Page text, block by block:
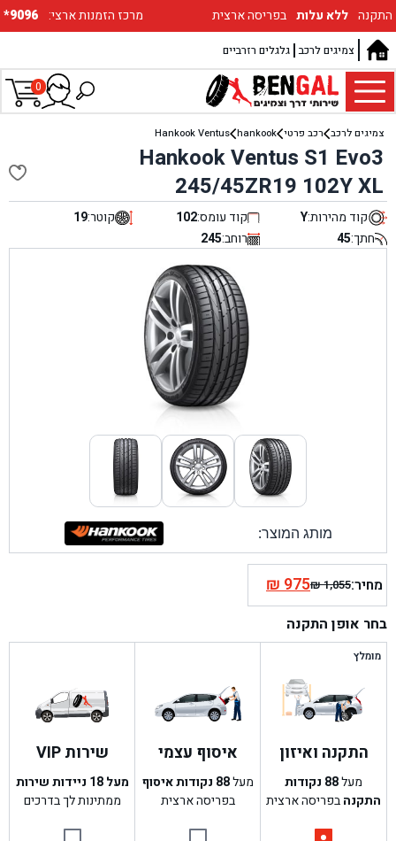
*9096 :מרכז הזמנות ארצי התקנה ללא עלות בפריסה ארצית
גלגלים רזרביים צמיגים לרכב
0
צמיגים לרכב רכב פרטי hankook
Hankook Ventus
Hankook Ventus S1 Evo3
245/45ZR19 102Y XL
קוד מהירות:Y קוד עומס:102 קוטר:19
חתך:45 רוחב:245
מותג המוצר:
מחיר: ₪1,055
המחיר
המקורי
היה:
₪975 המחיר
הנוכחי
הוא:
בחר אופן התקנה
מומלץ
התקנה ואיזון
מעל88 נקודות
התקנהבפריסה ארצית
איסוף עצמי
מעל88 נקודות איסוף
בפריסה ארצית
שירות VIP
מעל 18 ניידות שירות
ממתינות לך בדרכים